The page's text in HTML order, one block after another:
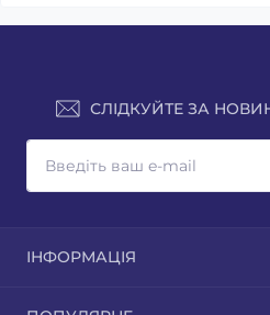
СЛІДКУЙТЕ ЗА
ІНФОРМАЦІЯ